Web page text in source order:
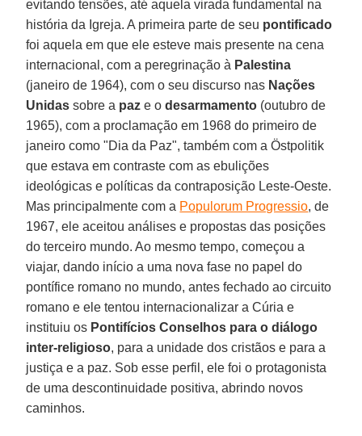
evitando tensões, até aquela virada fundamental na
história da Igreja. A primeira parte de seu pontificado
foi aquela em que ele esteve mais presente na cena
internacional, com a peregrinação à Palestina
(janeiro de 1964), com o seu discurso nas Nações
Unidas sobre a paz e odesarmamento (outubro de
1965), com a proclamação em 1968 do primeiro de
janeiro como "Dia da Paz", também com a Östpolitik
que estava em contraste com as ebulições
ideológicas e políticas da contraposição Leste-Oeste.
Mas principalmente com a Populorum Progressio, de
1967, ele aceitou análises e propostas das posições
do terceiro mundo. Ao mesmo tempo, começou a
viajar, dando início a uma nova fase no papel do
pontífice romano no mundo, antes fechado ao circuito
romano e ele tentou internacionalizar a Cúria e
instituiu os Pontifícios Conselhos para o diálogo
inter-religioso, para a unidade dos cristãos e para a
justiça e a paz. Sob esse perfil, ele foi o protagonista
de uma descontinuidade positiva, abrindo novos
caminhos.